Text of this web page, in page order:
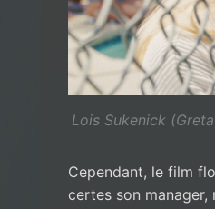
Lois Sukenick
Cependant, le film
certes son